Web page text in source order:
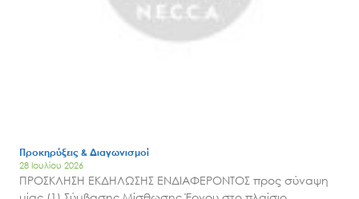
Εισιτήρια
Επικοινωνία
Προκηρύξεις & Διαγωνισμοί
28 Ιουλίου 2026
ΠΡΟΣΚΛΗΣΗ ΕΚΔΗΛΩΣΗΣ ΕΝΔΙΑΦΕΡΟΝΤΟΣ προς σύναψη